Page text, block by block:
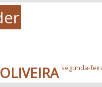
segunda-